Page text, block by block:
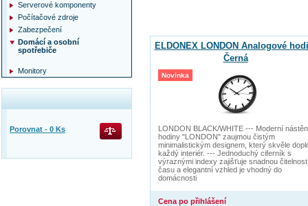
ELDONEX LONDON Analogové
Černá
LONDON BLACK/WHITE --- Moderní
hodiny "LONDON" zaujmou čistým
minimalistickým designem, který skvěle
každý interiér. --- Jednoduchý ciferník s
výraznými indexy zajišťuje snadnou čitelnost
času a elegantní vzhled je vhodný do
domácnosti
Cena po přihlášení
Novinka
Serverové komponenty
Počítačové zdroje
Zabezpečení
Domácí a osobní
spotřebiče
Monitory
Porovnat - 0 Ks